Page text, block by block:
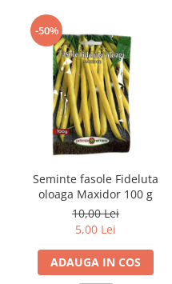
-50%
Seminte fasole Fideluta
oloaga Maxidor 100 g
10,00 Lei
5,00 Lei
ADAUGA IN COS